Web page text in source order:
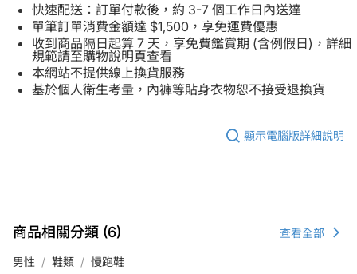
快速配送：訂單付款後，約 3-7 個工作日內送達
單筆訂單消費金額達 $1,500，享免運費優惠
收到商品隔日起算 7 天，享免費鑑賞期 (含例假日)，詳細
規範請至購物說明頁查看
本網站不提供線上換貨服務
基於個人衛生考量，內褲等貼身衣物恕不接受退換貨
顯示電腦版詳細說明
商品相關分類 (6) 查看全部
男性 鞋類
慢跑鞋